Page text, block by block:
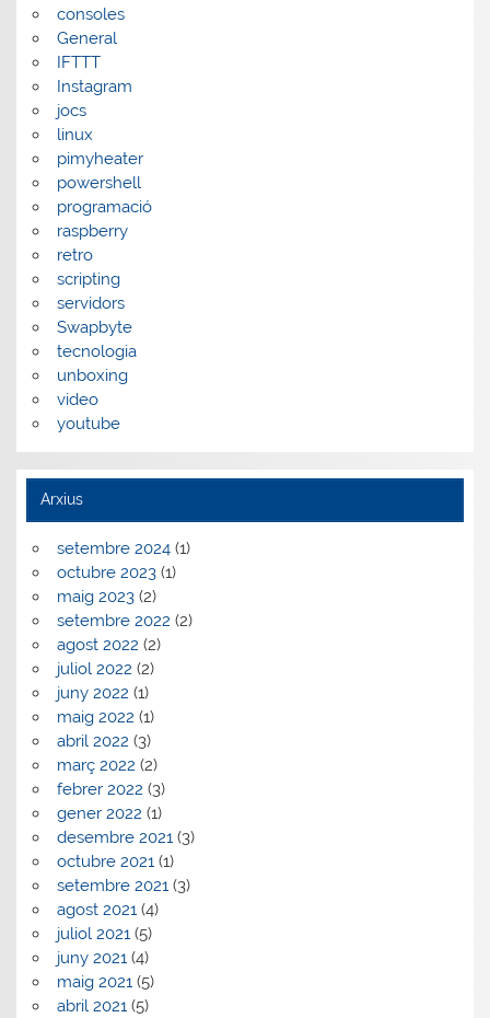
consoles
General
IFTTT
Instagram
jocs
linux
pimyheater
powershell
programació
raspberry
retro
scripting
servidors
Swapbyte
tecnologia
unboxing
video
youtube
Arxius
setembre 2024(1)
octubre 2023(1)
maig 2023(2)
setembre 2022 (2)
agost 2022 (2)
juliol 2022 (2)
juny 2022 (1)
maig 2022 (1)
abril 2022 (3)
març 2022 (2)
febrer 2022 (3)
gener 2022 (1)
desembre 2021(3)
octubre 2021(1)
setembre 2021(3)
agost 2021(4)
juliol 2021(5)
juny 2021(4)
maig 2021(5)
abril 2021(5)